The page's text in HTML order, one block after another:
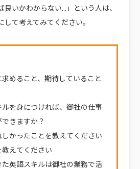
良いかわからない…」という人は、
て考えてみてください。
めること、期待していること
を身につければ、御社の仕事
きますか？
かったことを教えてください
えてください
英語スキルは御社の業務で活